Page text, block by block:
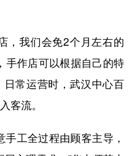
我们会免2个月左右的
手作店可以根据自己的特
常运营时，武汉中心百
客流。
工全过程由顾客主导，